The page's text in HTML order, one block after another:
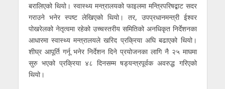
बरालिएको थियो। स्वास्थ्य मन्त्रालयको फाइलमा मन्त्रिपरिषद्बाट सदर
गराउने भनेर स्पष्ट लेखिएको थियो। तर, उपप्रधानमन्त्री ईश्वर
पोखरेलको नेतृत्वमा रहेको उच्चस्तरीय समितिको अनधिकृत निर्देशनका
आधारमा स्वास्थ्य मन्त्रालयले खरिद प्रक्रिया अघि बढाएको थियो।
शीघ्र आपूर्ति गर्नू भनेर निर्देशन दिने प्रयोजनका लागि नै २५ माघमा
सुरु भएको प्रक्रिया ४८ दिनसम्म षड्यन्त्रपूर्वक अवरुद्ध गरिएको
थियो।